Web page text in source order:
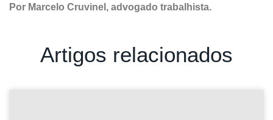
Por Marcelo Cruvinel, advogado trabalhista.
Artigos relacionados